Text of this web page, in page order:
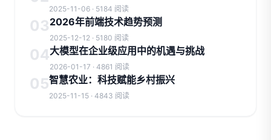
2025-11-06 · 5184 阅读
032026年前端技术趋势预测
2025-12-12 · 5180 阅读
04大模型在企业级应用中的机遇与挑战
2026-01-17 · 4861 阅读
05智慧农业：科技赋能乡村振兴
2025-11-15 · 4843 阅读